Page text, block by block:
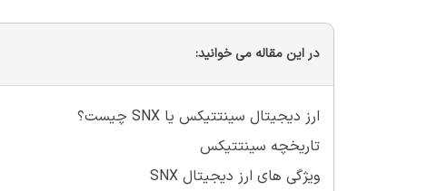
در این مقاله می خوانید:
ارز دیجیتال سینتتیکس یا SNX چیست؟
تاریخچه سینتتیکس
ویژگی های ارز دیجیتال SNX